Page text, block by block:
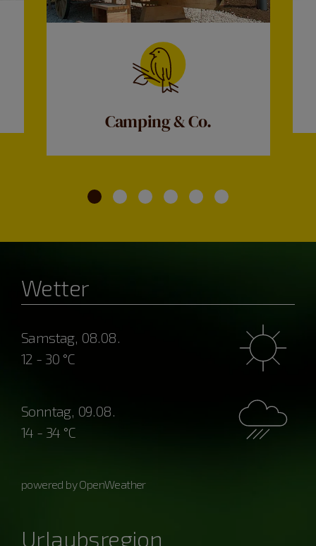
Camping & Co.
Wetter
Samstag, 08.08.
12 - 30 °C
Sonntag, 09.08.
14 - 34 °C
powered by OpenWeather
Urlaubsregion